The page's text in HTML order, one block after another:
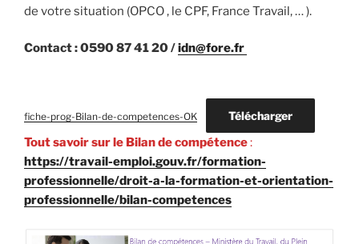
de votre situation (OPCO , le CPF, France Travail, … ).
Contact : 0590 87 41 20 /idn@fore.fr
fiche-prog-Bilan-de-competences-OK Télécharger
Tout savoir sur le Bilan de compétence:
https://travail-emploi.gouv.fr/formation-
professionnelle/droit-a-la-formation-et-orientation-
professionnelle/bilan-competences